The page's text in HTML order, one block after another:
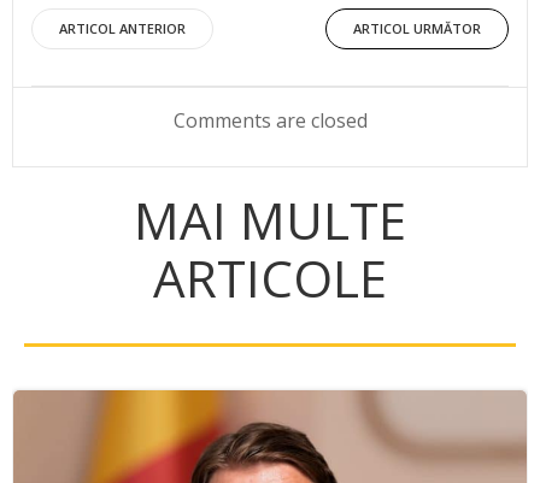
Post
navigation
ARTICOL ANTERIOR
Post
navigation
ARTICOL URMĂTOR
Comments are closed
MAI MULTE
ARTICOLE